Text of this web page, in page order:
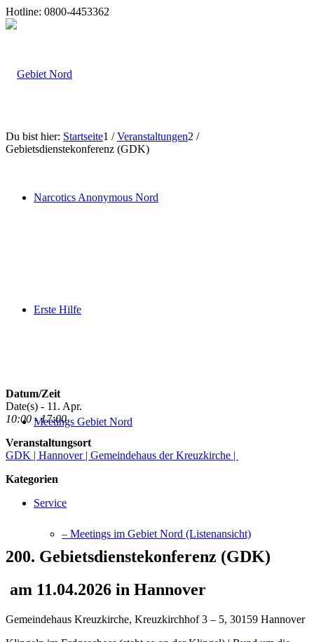
Hotline: 0800-4453362
Narcotics Anonymous Nord
Erste Hilfe
Meetings Gebiet Nord
– Meetings im Gebiet Nord (Listenansicht)
Du bist hier: Startseite1 / Veranstaltungen2 /
Gebietsdienstekonferenz (GDK)
Datum/Zeit
Date(s) - 11. Apr.
10:00 - 17:00
Veranstaltungsort
GDK | Hannover | Gemeindehaus der Kreuzkirche |
Kategorien
Service
200. Gebietsdienstekonferenz (GDK)
am 11.04.2026 in Hannover
Gemeindehaus Kreuzkirche, Kreuzkirchhof 3 – 5, 30159 Hannover